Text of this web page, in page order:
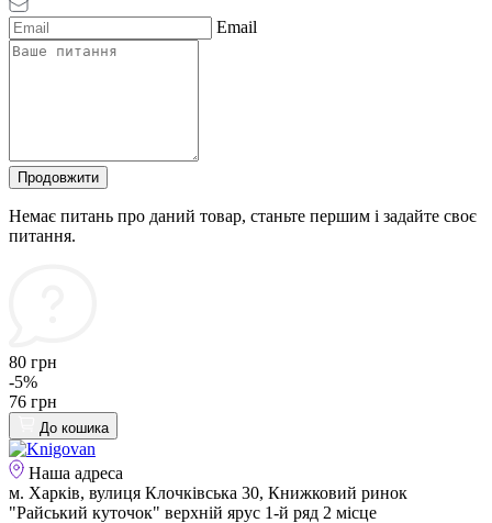
Email
Продовжити
Немає питань про даний товар, станьте першим і задайте своє
питання.
80 грн
-5%
76 грн
До кошика
Наша адреса
м. Харків, вулиця Клочківська 30, Книжковий ринок
"Райський куточок" верхній ярус 1-й ряд 2 місце